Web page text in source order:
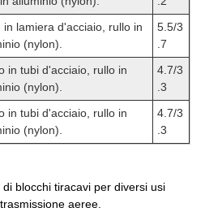
in lamiera d'acciaio, rullo in
(nylon).
5.5/3
.7
in tubi d'acciaio, rullo in
(nylon).
4.7/3
.3
in tubi d'acciaio, rullo in
(nylon).
4.7/3
.3
blocchi tiracavi per diversi usi
aeree.